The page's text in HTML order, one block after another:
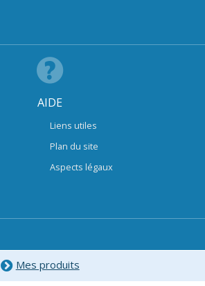
AIDE
Liens utiles
Plan du site
Aspects légaux
Mes produits